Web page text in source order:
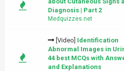
Diagnosis | Part 2
Medquizzes.net
[Video] Identification
Abnormal Images in
44 best MCQs with
and Explanations